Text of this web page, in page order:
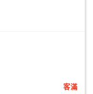
客滿